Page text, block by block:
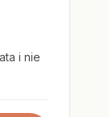
i nie